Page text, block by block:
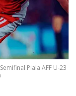
Piala AFF U-23